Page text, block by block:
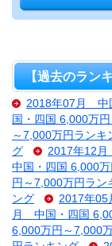
【過去のラン
2018年07月 中
国・四国 6,000万
～7,000万円ランキ
グ
2017年12
中国・四国 6,000
円～7,000万円ラン
ング
2017年05
月 中国・四国
6,000万円～7,000